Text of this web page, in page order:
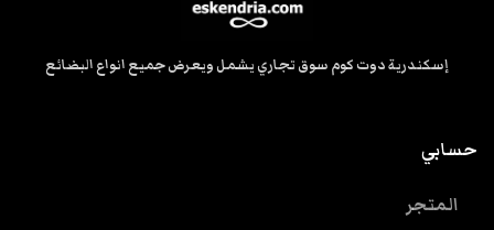
إسكندرية دوت كوم سوق تجاري يشمل ويعرض جميع انواع البضائع
حسابي
المتجر